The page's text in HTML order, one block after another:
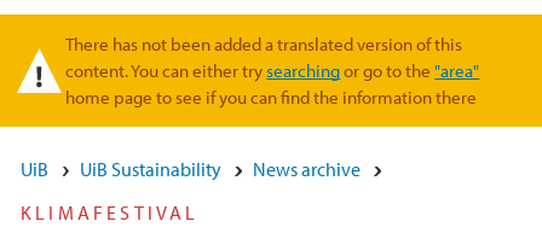
Warning message
There has not been added a translated version of this
content. You can either trysearchingor go to the"area"
home page to see if you can find the information there
UiB UiB Sustainability
News archive
KLIMAFESTIVAL